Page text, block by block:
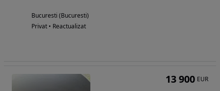
Bucuresti (Bucuresti)
Privat • Reactualizat
13 900 EUR